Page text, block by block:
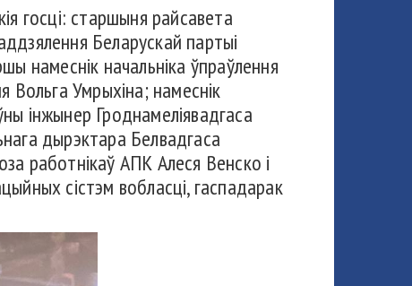
госці: старшыня райсавета
Беларускай партыі
намеснік начальніка ўпраўлення
Вольга Умрыхіна; намеснік
інжынер Гроднамеліявадгаса
дырэктара Белвадгаса
работнікаў АПК Алеся Венско і
сістэм вобласці, гаспадарак